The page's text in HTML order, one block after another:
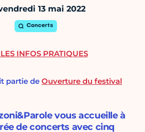
13 mai 2022
Concerts
partie de Ouverture du festival
vous accueille à
de concerts avec cinq
INFOS PRATIQUES